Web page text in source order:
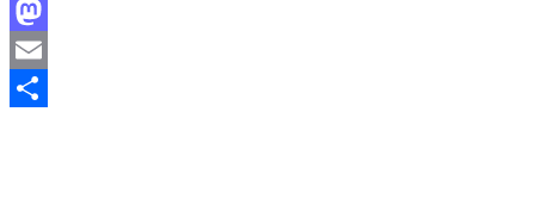
Facebook
Mastodon
Email